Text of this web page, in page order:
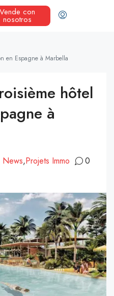
Vende con
nosotros
en Espagne à Marbella
hôtel
à
News,Projets Immo 0